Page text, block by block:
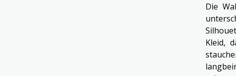
Die
Kleid,